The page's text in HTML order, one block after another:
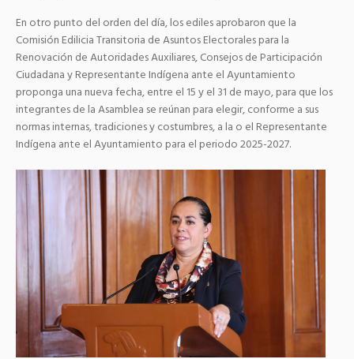
En otro punto del orden del día, los ediles aprobaron que la
Comisión Edilicia Transitoria de Asuntos Electorales para la
Renovación de Autoridades Auxiliares, Consejos de Participación
Ciudadana y Representante Indígena ante el Ayuntamiento
proponga una nueva fecha, entre el 15 y el 31 de mayo, para que los
integrantes de la Asamblea se reúnan para elegir, conforme a sus
normas internas, tradiciones y costumbres, a la o el Representante
Indígena ante el Ayuntamiento para el periodo 2025-2027.